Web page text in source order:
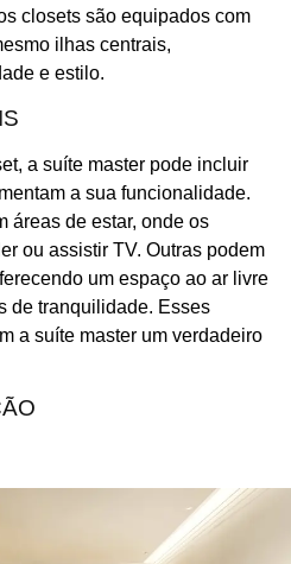
closets são equipados com
ilhas centrais,
e estilo.
a suíte master pode incluir
a sua funcionalidade.
áreas de estar, onde os
ou assistir TV. Outras podem
um espaço ao ar livre
de tranquilidade. Esses
a suíte master um verdadeiro